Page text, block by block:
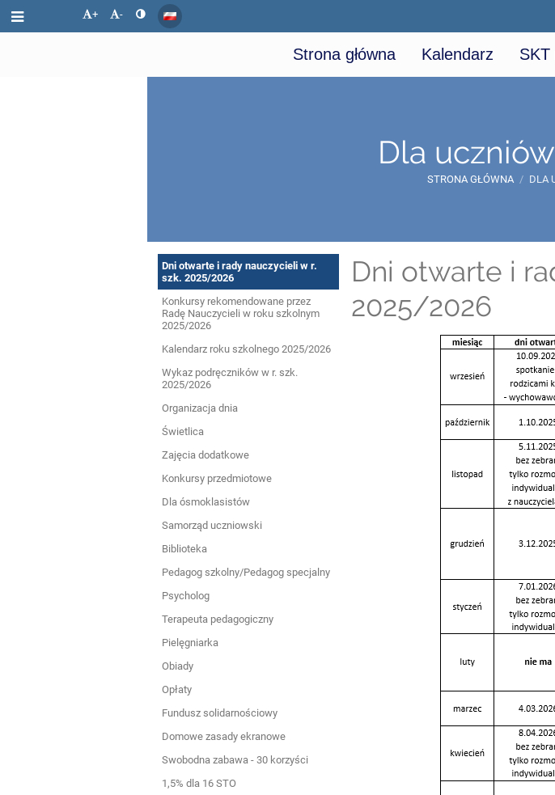
+ -
Strona główna Kalendarz SKT
Dla
STRONA GŁÓWNA / DLA
Dla
uczniów
i
rodziców
Dni otwarte i rady nauczycieli w r.
szk. 2025/2026
Konkursy rekomendowane przez
Radę Nauczycieli w roku szkolnym
2025/2026
Kalendarz roku szkolnego 2025/2026
Wykaz podręczników w r. szk.
2025/2026
Organizacja dnia
Świetlica
Zajęcia dodatkowe
Konkursy przedmiotowe
Dla ósmoklasistów
Samorząd uczniowski
Biblioteka
Pedagog szkolny/Pedagog specjalny
Psycholog
Terapeuta pedagogiczny
Pielęgniarka
Obiady
Opłaty
Fundusz solidarnościowy
Domowe zasady ekranowe
Swobodna zabawa - 30 korzyści
1,5% dla 16 STO
Dni otwarte i
2025/2026